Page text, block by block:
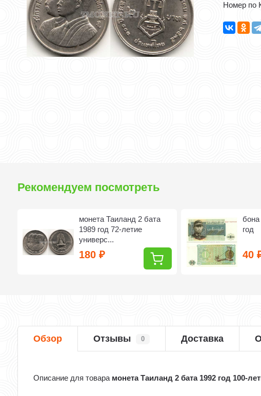
Номер по
Рекомендуем посмотреть
монета Таиланд 2 бата
1989 год 72-летие
универс...
180₽
год
40
Обзор Отзывы 0 Доставка
Описание для товара монета Таиланд 2 бата 1992 год 100-